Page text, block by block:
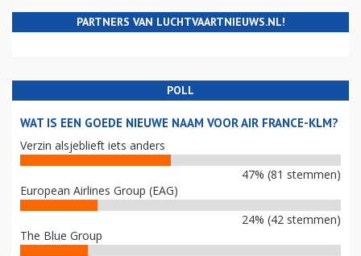
PARTNERS VAN LUCHTVAARTNIEUWS.NL!
POLL
WAT IS EEN GOEDE NIEUWE NAAM VOOR AIR FRANCE-KLM?
Verzin alsjeblieft iets anders
47% (81 stemmen)
European Airlines Group (EAG)
24% (42 stemmen)
The Blue Group